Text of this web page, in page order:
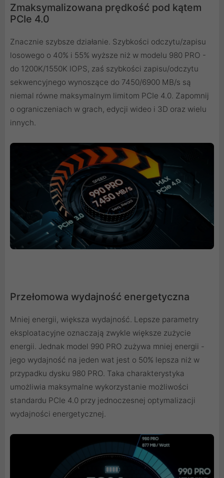
Zmaksymalizowana prędkość pod kątem
PCIe 4.0
Znacznie szybsze działanie. Szybkości odczytu/zapisu
losowego o 40% i 55% wyższe niż w modelu 980 PRO -
do 1200K/1550K IOPS, zaś szybkości zapisu/odczytu
sekwencyjnego wynoszące do 7450/6900 MB/s są
niemal równe maksymalnym limitom PCIe 4.0. Zapomnij
o ograniczeniach w grach, edycji wideo i 3D oraz wielu
innych.
Przełomowa wydajność energetyczna
Mniej energii, większa wydajność. Lepsze parametry
eksploatacyjne oznaczają zwykle większe zużycie
energii. Jednak model 990 PRO zużywa mniej energii -
jego wydajność na jeden wat jest o 50% lepsza niż w
przypadku dysku 980 PRO. Taka charakterystyka
umożliwia maksymalne wykorzystanie możliwości
standardu PCIe 4.0 przy jednoczesnej optymalizacji
wydajności energetycznej.